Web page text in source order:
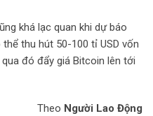
khá lạc quan khi dự báo
thu hút 50-100 tỉ USD vốn
đó đẩy giá Bitcoin lên tới
Theo Người Lao Động